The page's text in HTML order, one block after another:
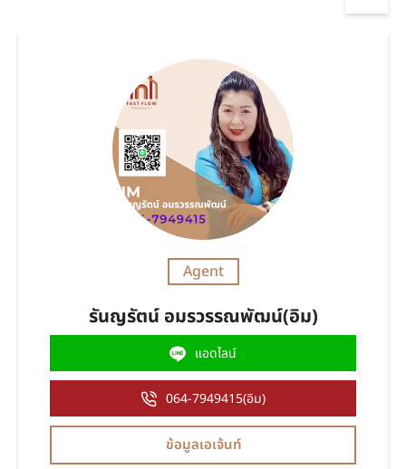
Agent
รันญรัตน์ อมรวรรณพัฒน์(อิม)
แอดไลน์
064-7949415(อิม)
ข้อมูลเอเจ้นท์